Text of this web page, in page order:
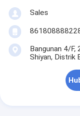
Sales
Bangunan 4/F,
Shiyan, Distrik